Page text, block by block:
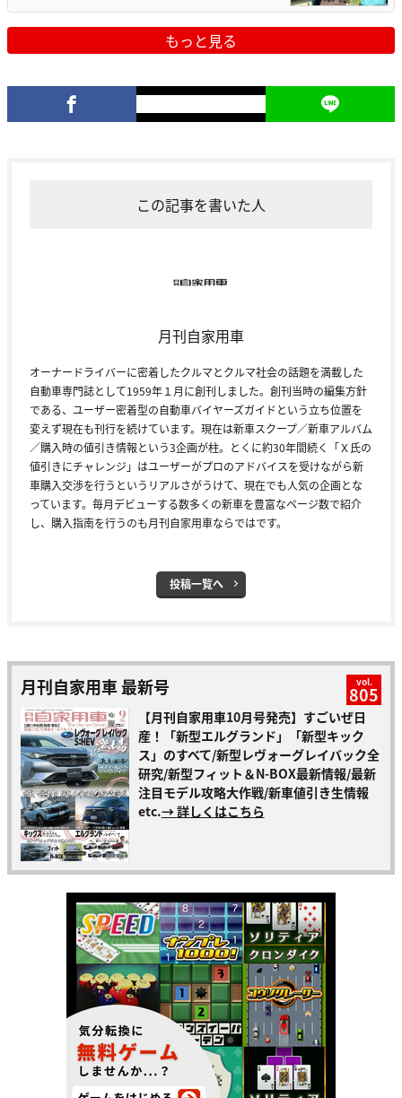
もっと見る
この記事を書いた人
月刊自家用車
オーナードライバーに密着したクルマとクルマ社会の話題を満載した
自動車専門誌として1959年１月に創刊しました。創刊当時の編集方針
である、ユーザー密着型の自動車バイヤーズガイドという立ち位置を
変えず現在も刊行を続けています。現在は新車スクープ／新車アルバム
／購入時の値引き情報という3企画が柱。とくに約30年間続く「Ｘ氏の
値引きにチャレンジ」はユーザーがプロのアドバイスを受けながら新
車購入交渉を行うというリアルさがうけて、現在でも人気の企画とな
っています。毎月デビューする数多くの新車を豊富なページ数で紹介
し、購入指南を行うのも月刊自家用車ならではです。
投稿一覧へ
月刊自家用車 最新号 vol.
805
【月刊自家用車10月号発売】すごいぜ日
産！「新型エルグランド」「新型キック
ス」のすべて/新型レヴォーグレイバック全
研究/新型フィット＆N-BOX最新情報/最新
注目モデル攻略大作戦/新車値引き生情報
etc.→ 詳しくはこちら